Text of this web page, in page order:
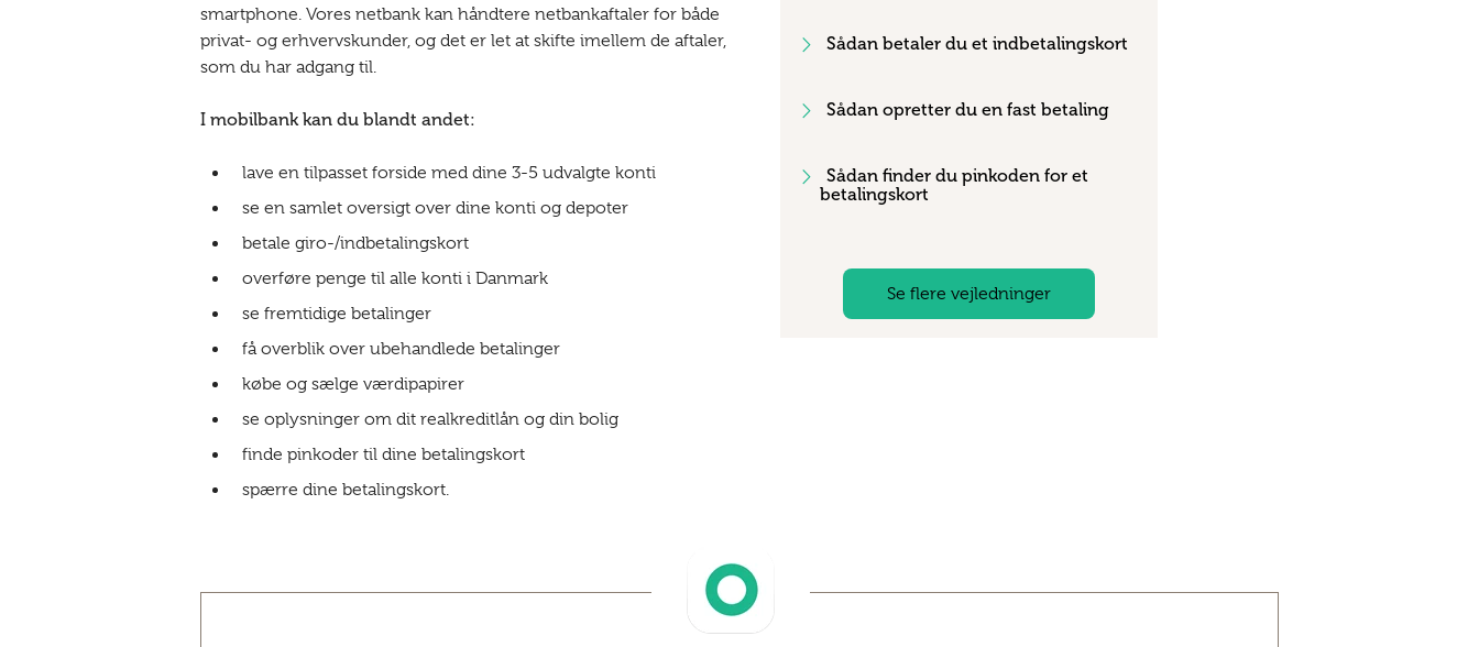
smartphone. Vores netbank kan håndtere netbankaftaler for både
privat- og erhvervskunder, og det er let at skifte imellem de aftaler,
som du har adgang til.
I mobilbank kan du blandt andet:
lave en tilpasset forside med dine 3-5 udvalgte konti
se en samlet oversigt over dine konti og depoter
betale giro-/indbetalingskort
overføre penge til alle konti i Danmark
se fremtidige betalinger
få overblik over ubehandlede betalinger
købe og sælge værdipapirer
se oplysninger om dit realkreditlån og din bolig
finde pinkoder til dine betalingskort
spærre dine betalingskort.
Sådan betaler du et indbetalingskort
Sådan opretter du en fast betaling
Sådan finder du pinkoden for et
betalingskort
Se flere vejledninger